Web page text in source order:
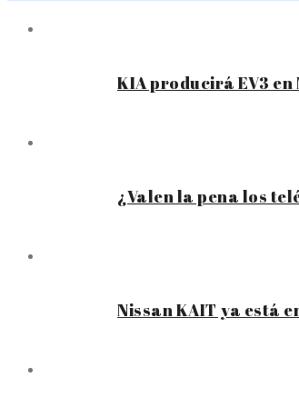
KIA producirá EV3
¿Valen la pena los
Nissan KAIT ya está